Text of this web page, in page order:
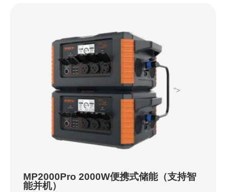
MP2000Pro 2000W便携式储能（支持智
能并机）
">